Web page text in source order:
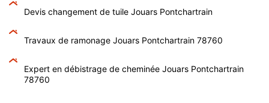
Devis changement de tuile Jouars Pontchartrain
Travaux de ramonage Jouars Pontchartrain 78760
Expert en débistrage de cheminée Jouars Pontchartrain
78760